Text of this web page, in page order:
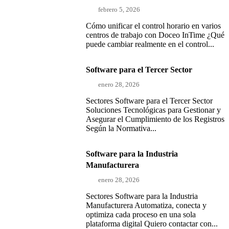
febrero 5, 2026
Cómo unificar el control horario en varios
centros de trabajo con Doceo InTime ¿Qué
puede cambiar realmente en el control...
Software para el Tercer Sector
enero 28, 2026
Sectores Software para el Tercer Sector
Soluciones Tecnológicas para Gestionar y
Asegurar el Cumplimiento de los Registros
Según la Normativa...
Software para la Industria
Manufacturera
enero 28, 2026
Sectores Software para la Industria
Manufacturera Automatiza, conecta y
optimiza cada proceso en una sola
plataforma digital Quiero contactar con...